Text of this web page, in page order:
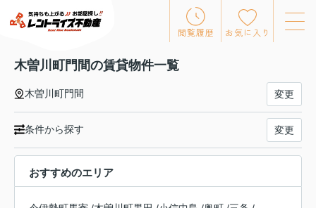
閲覧履歴 お気に入り
木曽川町門間の賃貸物件一覧
木曽川町門間 変更
条件から探す 変更
おすすめのエリア